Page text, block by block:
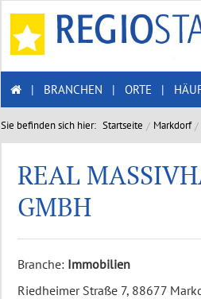
| BRANCHEN | ORTE |
Sie befinden sich hier: Startseite Markdorf
REAL
GMBH
Branche: Immobilien
Riedheimer Straße 7, 88677